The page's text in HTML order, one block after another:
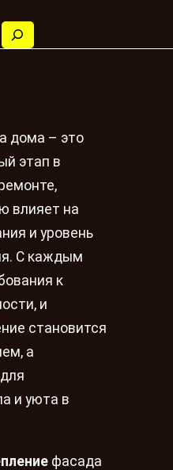
дома – это
этап в
влияет на
и уровень
С каждым
к
и
становится
а
и уюта в
фасада